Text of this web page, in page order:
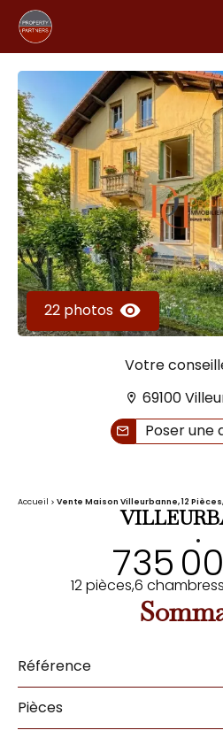
22 photos
Votre
69100
Poser une
Accueil Vente Maison Villeurbanne, 12 Pièces,
•
735
12 pièces,6 chambres
Référence
Pièces